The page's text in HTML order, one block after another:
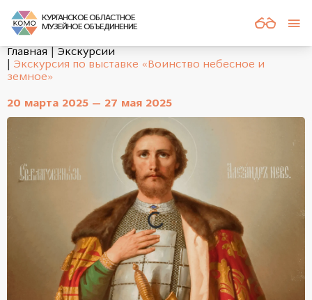
КУРГАНСКОЕ ОБЛАСТНОЕ
МУЗЕЙНОЕ ОБЪЕДИНЕНИЕ
Главная
Экскурсии
Экскурсия по выставке «Воинство небесное и
земное»
20 марта 2025 — 27 мая 2025